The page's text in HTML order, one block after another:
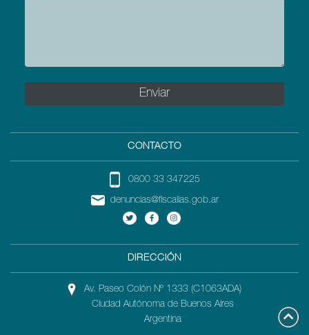
CONTACTO
0800 33 347225
denuncias@fiscalias.gob.ar
DIRECCIÓN
Av. Paseo Colón Nº 1333 (C1063ADA)
Ciudad Autónoma de Buenos Aires
Argentina